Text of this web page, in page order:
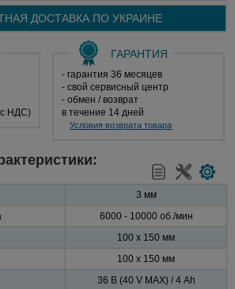
ДОСТАВКА ПО УКРАИНЕ
НДС)
ГАРАНТИЯ
- гарантия 36 месяцев
- свой сервисный центр
- обмен / возврат
в течение 14 дней
Условия возврата товара
3 мм
6000 - 10000 об./мин
100 x 150 мм
100 x 150 мм
36 В (40 V MAX) / 4 Ah